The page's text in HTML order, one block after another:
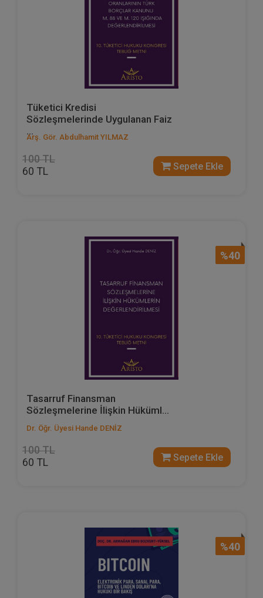
Tüketici Kredisi
Sözleşmelerinde Uygulanan Faiz
...
Arş. Gör. Abdulhamit YILMAZ
100 TL
60 TL Sepete Ekle
%40
Tasarruf Finansman
Sözleşmelerine İlişkin Hüküml...
Dr. Öğr. Üyesi Hande DENİZ
100 TL
60 TL Sepete Ekle
%40